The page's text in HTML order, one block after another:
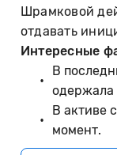
Шрамковой
отдавать
Интересные
В
одержала
В активе
момент.